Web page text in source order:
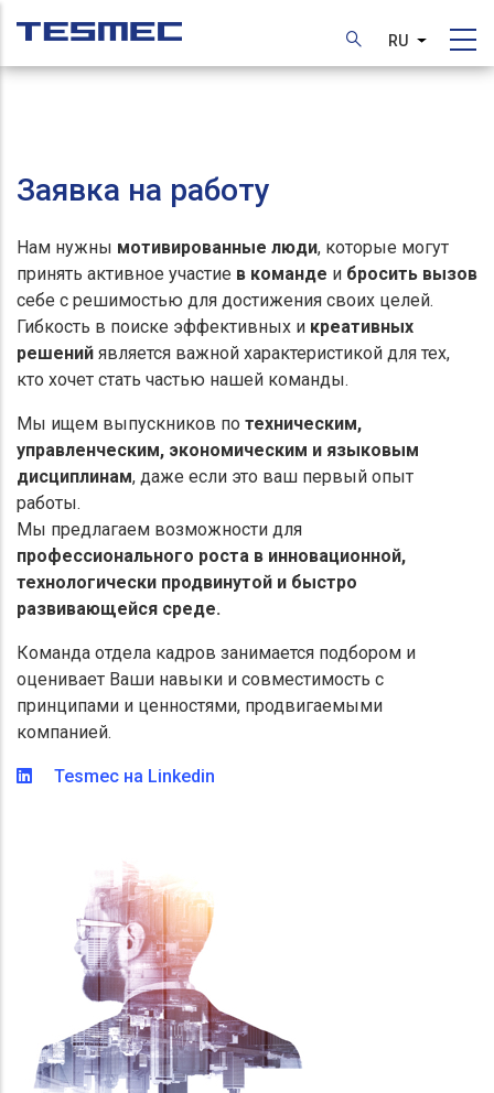
основному
RU Список
Заявка на работу
Нам нужны мотивированные люди, которые могут
принять активное участие в команде и бросить вызов
себе с решимостью для достижения своих целей.
Гибкость в поиске эффективных и креативных
решений является важной характеристикой для тех,
кто хочет стать частью нашей команды.
Мы ищем выпускников по техническим,
управленческим, экономическим и языковым
дисциплинам, даже если это ваш первый опыт
работы.
Мы предлагаем возможности для
профессионального роста в инновационной,
технологически продвинутой и быстро
развивающейся среде.
Команда отдела кадров занимается подбором и
оценивает Ваши навыки и совместимость с
принципами и ценностями, продвигаемыми
компанией.
Tesmec на Linkedin